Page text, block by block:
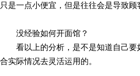
只是一点小便宜，但是往往会是导致
没经验如何开面馆？
看以上的分析，是不是知道自己
合实际情况去灵活运用的。